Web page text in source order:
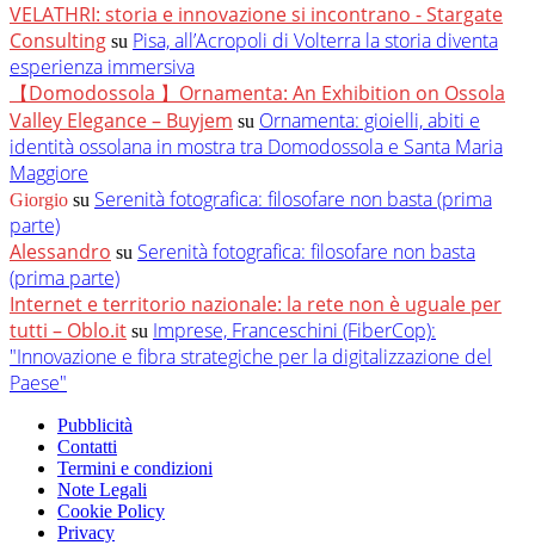
VELATHRI: storia e innovazione si incontrano - Stargate
Consulting su Pisa, all’Acropoli di Volterra la storia diventa
esperienza immersiva
【Domodossola 】Ornamenta: An Exhibition on Ossola
Valley Elegance – Buyjem su Ornamenta: gioielli, abiti e
identità ossolana in mostra tra Domodossola e Santa Maria
Maggiore
Giorgio su Serenità fotografica: filosofare non basta (prima
parte)
Alessandro su Serenità fotografica: filosofare non basta
(prima parte)
Internet e territorio nazionale: la rete non è uguale per
tutti – Oblo.it su Imprese, Franceschini (FiberCop):
"Innovazione e fibra strategiche per la digitalizzazione del
Paese"
Pubblicità
Contatti
Termini e condizioni
Note Legali
Cookie Policy
Privacy